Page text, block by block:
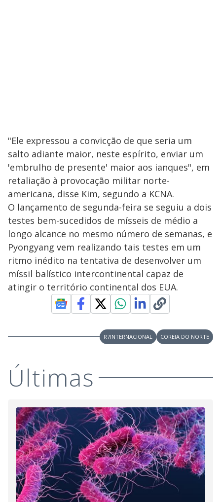
"Ele expressou a convicção de que seria um
salto adiante maior, neste espírito, enviar um
'embrulho de presente' maior aos ianques", em
retaliação à provocação militar norte-
americana, disse Kim, segundo a KCNA.
O lançamento de segunda-feira se seguiu a dois
testes bem-sucedidos de mísseis de médio a
longo alcance no mesmo número de semanas, e
Pyongyang vem realizando tais testes em um
ritmo inédito na tentativa de desenvolver um
míssil balístico intercontinental capaz de
atingir o território continental dos EUA.
R7INTERNACIONAL COREIA DO NORTE
Últimas